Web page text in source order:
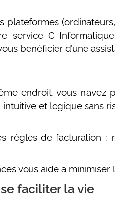
service C
bénéficier d’une
endroit, vous n’avez
et logique sans
règles de facturation :
vous aide à
faciliter la vie